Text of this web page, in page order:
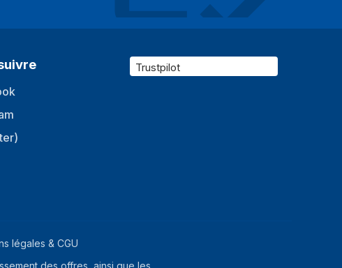
Trustpilot
légales & CGU
des offres, ainsi que les